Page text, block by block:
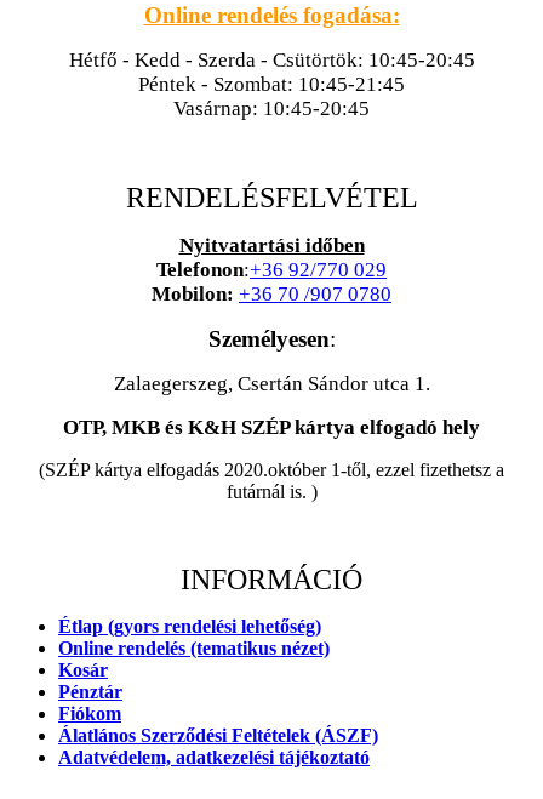
Online rendelés fogadása:
Hétfő - Kedd - Szerda - Csütörtök: 10:45-20:45
Péntek - Szombat: 10:45-21:45
Vasárnap: 10:45-20:45
RENDELÉSFELVÉTEL
Nyitvatartási időben
Telefonon:+36 92/770 029
Mobilon: +36 70 /907 0780
Személyesen:
Zalaegerszeg, Csertán Sándor utca 1.
OTP, MKB és K&H SZÉP kártya elfogadó hely
(SZÉP kártya elfogadás 2020.október 1-től, ezzel fizethetsz a
futárnál is. )
INFORMÁCIÓ
Étlap (gyors rendelési lehetőség)
Online rendelés (tematikus nézet)
Kosár
Pénztár
Fiókom
Álatlános Szerződési Feltételek (ÁSZF)
Adatvédelem, adatkezelési tájékoztató